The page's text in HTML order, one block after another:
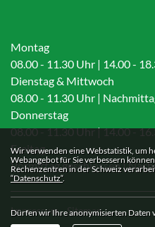
Montag
08.00 - 11.30 Uhr | 14.00 -
Dienstag & Mittwoch
08.00 - 11.30 Uhr |
Donnerstag
08.00 - 11.30 Uhr | 14.00 -
Freitag
Vormittag geschlossen |
Toolbar
Impressum Sitemap
Webstatistik
Wir verwenden eine Webstatistik, um
Webangebot für Sie verbessern
Rechenzentren in der Schweiz
“Datenschutz“.
Dürfen wir Ihre anonymisierten Daten